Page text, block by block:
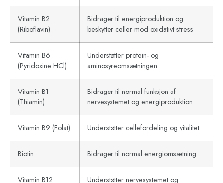
Vitamin B2
(Riboflavin)
Bidrager til energiproduktion og
beskytter celler mod oxidativt stress
Vitamin B6
(Pyridoxine HCl)
Understøtter protein- og
aminosyreomsætningen
Vitamin B1
(Thiamin)
Bidrager til normal funksjon af
nervesystemet og energiproduktion
Vitamin B9 (Folat) Understøtter cellefordeling og vitalitet
Biotin Bidrager til normal energiomsætning
Vitamin B12
Understøtter nervesystemet og